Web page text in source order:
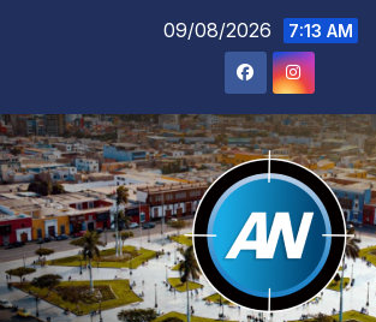
09/08/2026 7:13 AM